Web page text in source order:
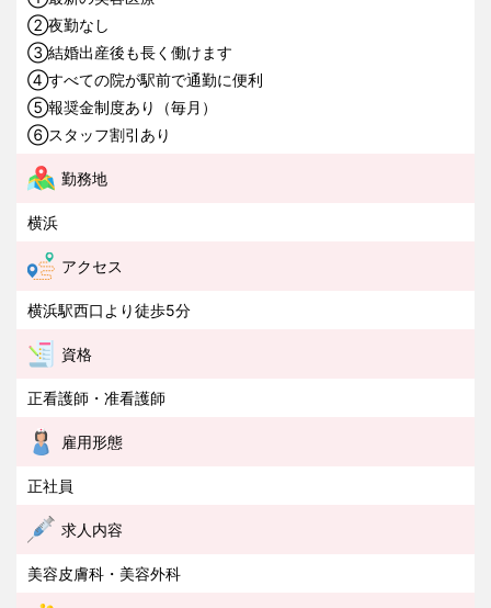
②夜勤なし
③結婚出産後も長く働けます
④すべての院が駅前で通勤に便利
⑤報奨金制度あり（毎月）
⑥スタッフ割引あり
勤務地
横浜
アクセス
横浜駅西口より徒歩5分
資格
正看護師・准看護師
雇用形態
正社員
求人内容
美容皮膚科・美容外科